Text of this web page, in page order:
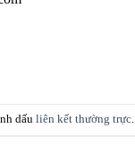
dấu liên kết thường trực.